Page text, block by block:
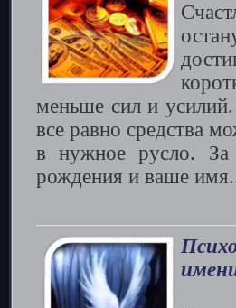
меньше сил и
все равно средства
в нужное русло. За
рождения и ваше